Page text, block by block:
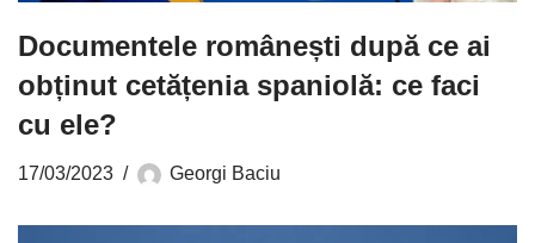
Documentele românești după ce ai
obținut cetățenia spaniolă: ce faci
cu ele?
17/03/2023 Georgi Baciu